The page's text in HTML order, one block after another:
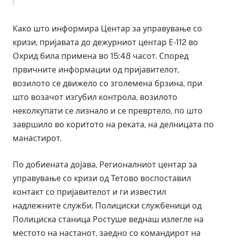
Како што информира Центар за управување со
кризи, пријавата до дежурниот центар Е-112 во
Охрид била примена во 15:48 часот. Според
првичните информации од пријавителот,
возилото се движело со зголемена брзина, при
што возачот изгубил контрола, возилото
неколкупати се лизнало и се превртело, по што
завршило во коритото на реката, на делницата по
манастирот.
По добиената дојава, Регионалниот центар за
управување со кризи од Тетово воспоставил
контакт со пријавителот и ги известил
надлежните служби. Полициски службеници од
Полициска станица Ростуше веднаш излегле на
местото на настанот, заедно со командирот на